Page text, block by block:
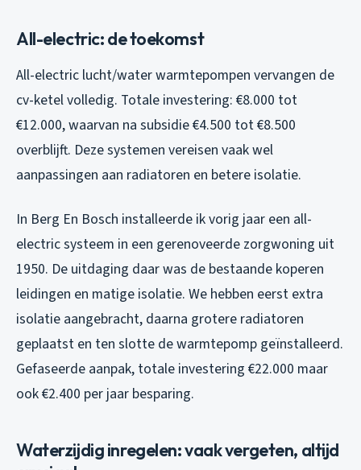
All-electric: de toekomst
All-electric lucht/water warmtepompen vervangen de
cv-ketel volledig. Totale investering: €8.000 tot
€12.000, waarvan na subsidie €4.500 tot €8.500
overblijft. Deze systemen vereisen vaak wel
aanpassingen aan radiatoren en betere isolatie.
In Berg En Bosch installeerde ik vorig jaar een all-
electric systeem in een gerenoveerde zorgwoning uit
1950. De uitdaging daar was de bestaande koperen
leidingen en matige isolatie. We hebben eerst extra
isolatie aangebracht, daarna grotere radiatoren
geplaatst en ten slotte de warmtepomp geïnstalleerd.
Gefaseerde aanpak, totale investering €22.000 maar
ook €2.400 per jaar besparing.
Waterzijdig inregelen: vaak vergeten, altijd